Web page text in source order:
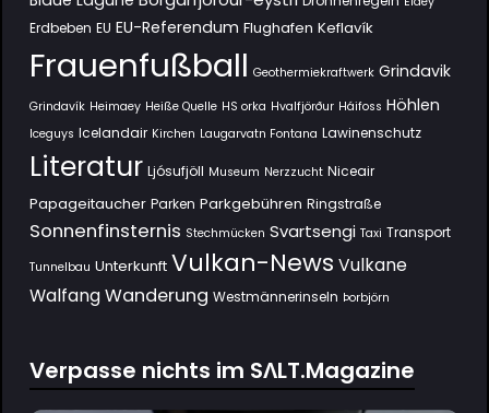
Erdbeben EU EU-Referendum Flughafen Keflavík
Frauenfußball Geothermiekraftwerk Grindavik
Grindavík Heimaey Heiße Quelle HS orka Hvalfjörður Háifoss Höhlen
Iceguys Icelandair Kirchen Laugarvatn Fontana Lawinenschutz
Literatur Ljósufjöll Museum Nerzzucht Niceair
Papageitaucher Parken Parkgebühren Ringstraße
Sonnenfinsternis Stechmücken Svartsengi Taxi Transport
Tunnelbau Unterkunft Vulkan-News Vulkane
Walfang Wanderung Westmännerinseln Þorbjörn
Verpasse nichts im SΛLT.Magazine